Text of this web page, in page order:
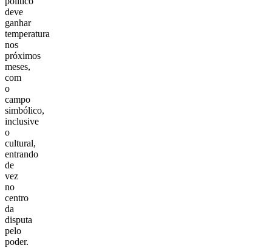
deve
ganhar
temperatura
nos
próximos
meses,
com
o
campo
simbólico,
inclusive
o
cultural,
entrando
de
vez
no
centro
da
disputa
pelo
poder.